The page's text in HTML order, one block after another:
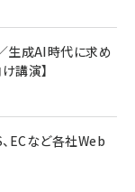
生成AI時代に求め
講演】
ECなど各社Web